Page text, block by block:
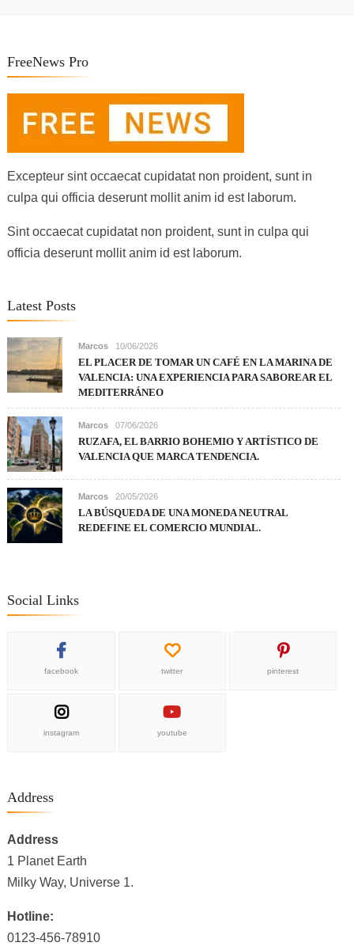
FreeNews Pro
Excepteur sint occaecat cupidatat non proident, sunt in
culpa qui officia deserunt mollit anim id est laborum.
Sint occaecat cupidatat non proident, sunt in culpa qui
officia deserunt mollit anim id est laborum.
Latest Posts
Marcos 10/06/2026
EL PLACER DE TOMAR UN CAFÉ EN LA MARINA DE
VALENCIA: UNA EXPERIENCIA PARA SABOREAR EL
MEDITERRÁNEO
Marcos 07/06/2026
RUZAFA, EL BARRIO BOHEMIO Y ARTÍSTICO DE
VALENCIA QUE MARCA TENDENCIA.
Marcos 20/05/2026
LA BÚSQUEDA DE UNA MONEDA NEUTRAL
REDEFINE EL COMERCIO MUNDIAL.
Social Links
facebook twitter pinterest
instagram youtube
Address
Address
1 Planet Earth
Milky Way, Universe 1.
Hotline:
0123-456-78910